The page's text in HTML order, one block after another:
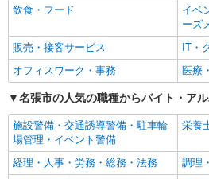
社員登用あり
飲食・フード
イベ
ーズ
販売・接客サービス
IT・
オフィスワーク・事務
医療
名張市の人気の職種からバイト・ア
施設警備・交通誘導警備・駐車輪
場管理・イベント警備
栄養
経理・人事・労務・総務・法務
調理